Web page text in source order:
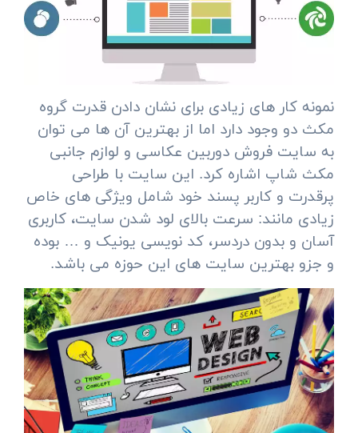
نمونه کار های زیادی برای نشان دادن قدرت گروه
مکث دو وجود دارد اما از بهترین آن ها می توان
به سایت فروش دوربین عکاسی و لوازم جانبی
مکث شاپ اشاره کرد. این سایت با طراحی
پرقدرت و کاربر پسند خود شامل ویژگی های خاص
زیادی مانند: سرعت بالای لود شدن سایت، کاربری
آسان و بدون دردسر، کد نویسی یونیک و … بوده
و جزو بهترین سایت های این حوزه می باشد.